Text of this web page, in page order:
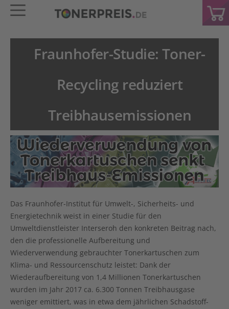
Fraunhofer-Studie: Toner-
Recycling reduziert
Treibhausemissionen
Das Fraunhofer-Institut für Umwelt-, Sicherheits- und
Energietechnik weist in einer Studie für den
Umweltdienstleister Interseroh den konkreten Beitrag nach,
den die professionelle Aufbereitung und
Wiederverwendung gebrauchter Tonerkartuschen zum
Klima- und Ressourcenschutz leistet: Dank der
Wiederaufbereitung von 1,4 Millionen Tonerkartuschen
wurden im Jahr 2017 ca. 6.300 Tonnen Treibhausgase
weniger emittiert, was in etwa dem jährlichen Schadstoff-